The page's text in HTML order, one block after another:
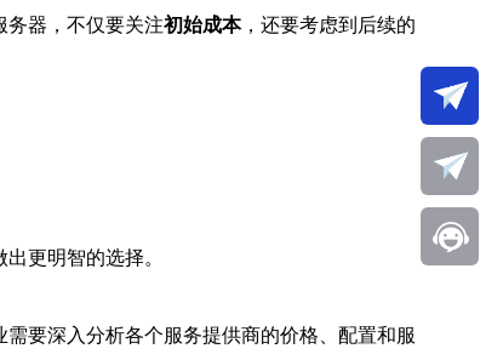
务器，不仅要关注初始成本，还要考虑到后续的
更明智的选择。
要深入分析各个服务提供商的价格、配置和服